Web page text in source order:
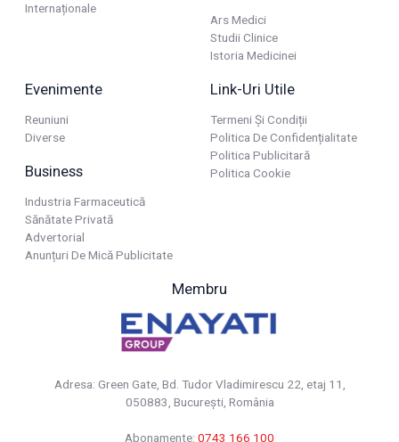
Internaționale
Ars Medici
Studii Clinice
Istoria Medicinei
Evenimente
Reuniuni
Diverse
Business
Industria Farmaceutică
Sănătate Privată
Advertorial
Anunțuri De Mică Publicitate
Link-Uri Utile
Termeni Și Condiții
Politica De Confidențialitate
Politica Publicitară
Politica Cookie
Membru
Adresa: Green Gate, Bd. Tudor Vladimirescu 22, etaj 11,
050883, Bucureşti, România
Abonamente: 0743 166 100